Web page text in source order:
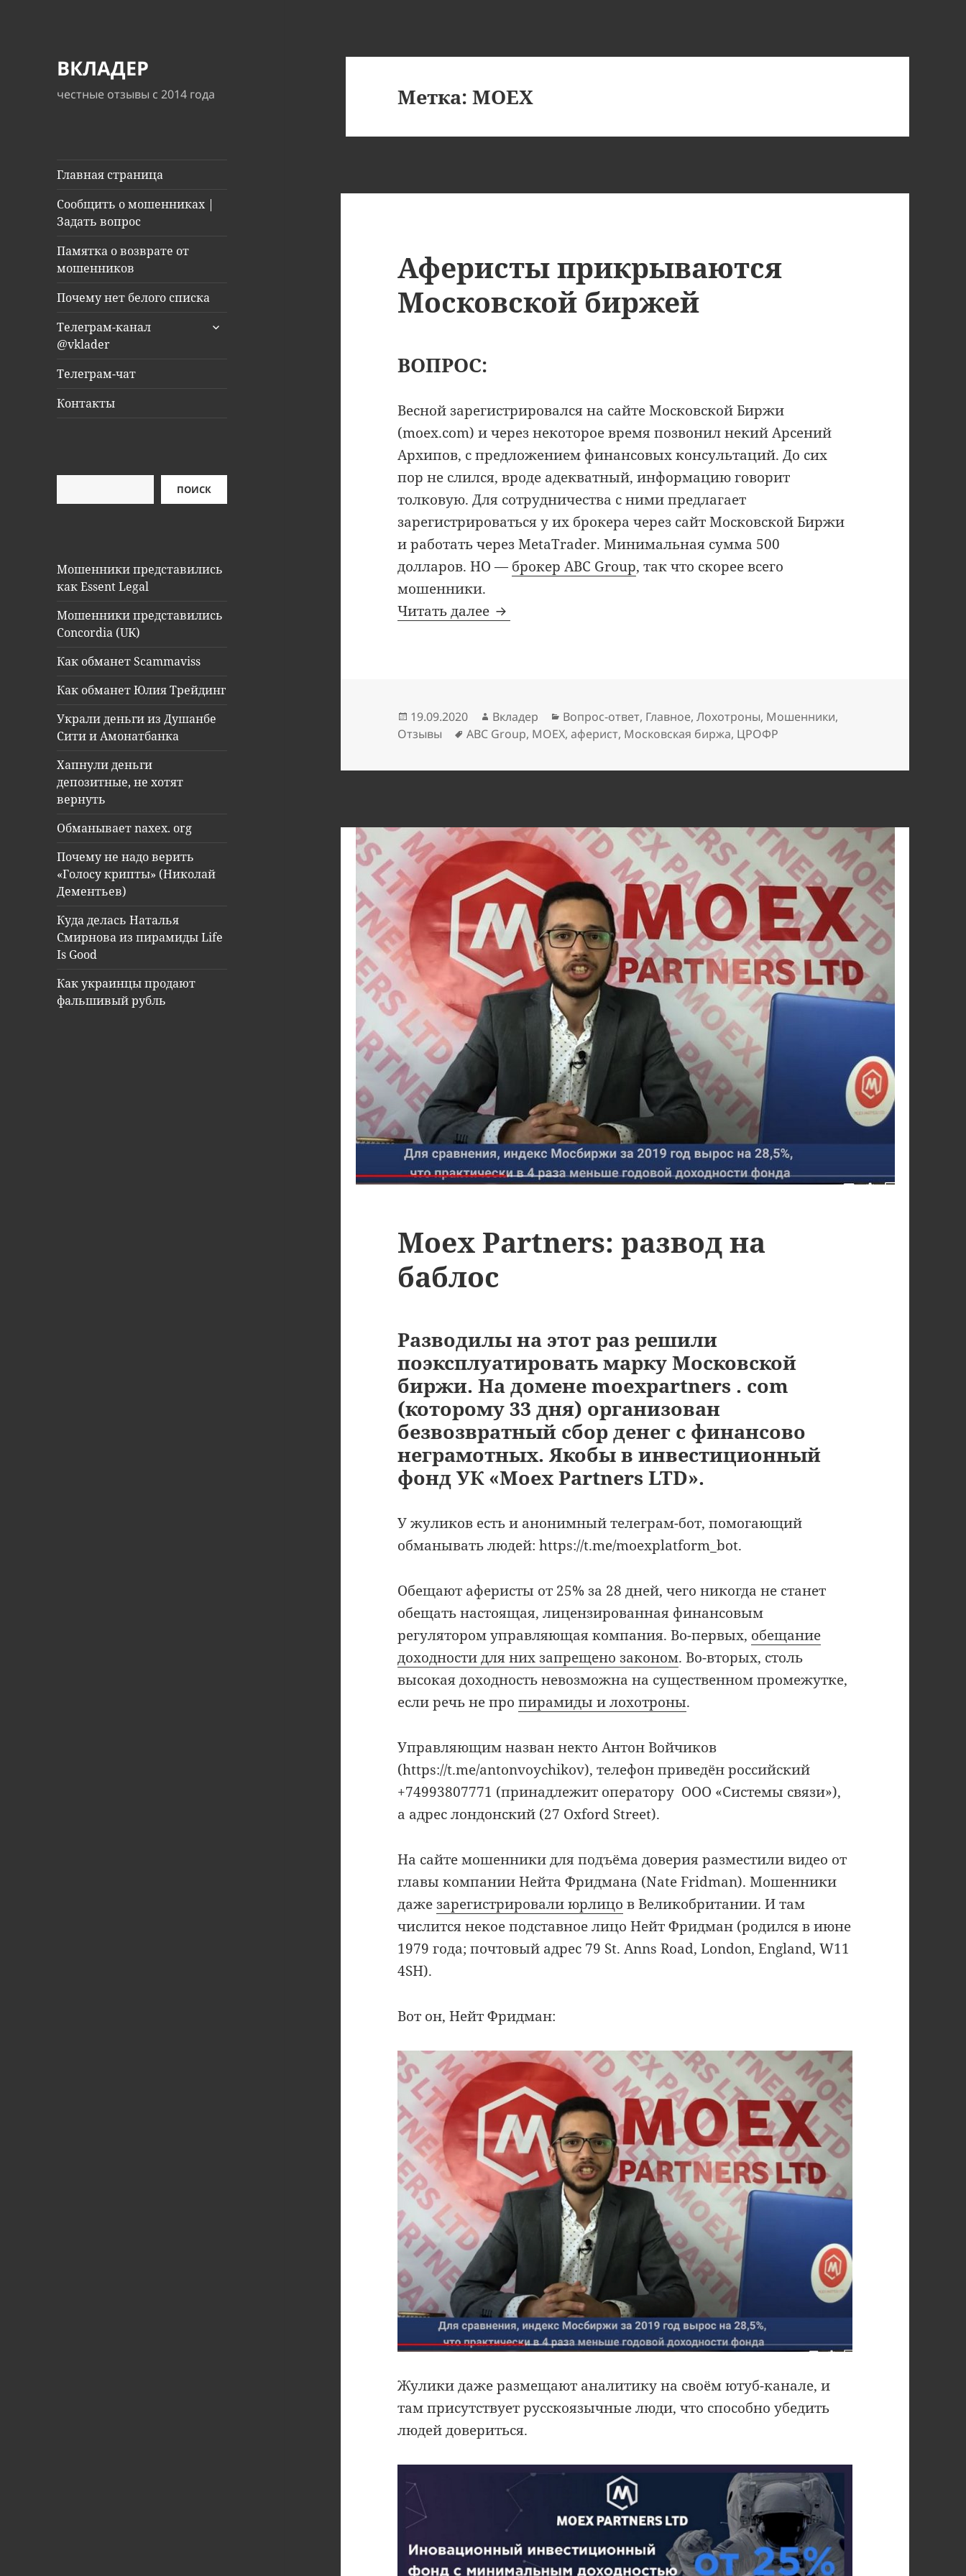
ВКЛАДЕР
честные отзывы с 2014 года
Главная страница
Сообщить о мошенниках |
Задать вопрос
Памятка о возврате от
мошенников
Почему нет белого списка
Телеграм-канал
@vklader
раскрыть
Телеграм-чат
Контакты
ПОИСК
Мошенники представились
как Essent Legal
Мошенники представились
Concordia (UK)
Как обманет Scammaviss
Как обманет Юлия Трейдинг
Украли деньги из Душанбе
Сити и Амонатбанка
Хапнули деньги
депозитные, не хотят
вернуть
Обманывает naxex. org
Почему не надо верить
«Голосу крипты» (Николай
Дементьев)
Куда делась Наталья
Смирнова из пирамиды Life
Is Good
Как украинцы продают
фальшивый рубль
Метка:MOEX
Аферисты прикрываются
Московской биржей
ВОПРОС:
Весной зарегистрировался на сайте Московской Биржи
(moex.com) и через некоторое время позвонил некий Арсений
Архипов, с предложением финансовых консультаций. До сих
пор не слился, вроде адекватный, информацию говорит
толковую. Для сотрудничества с ними предлагает
зарегистрироваться у их брокера через сайт Московской Биржи
и работать через MetaTrader. Минимальная сумма 500
долларов. НО — брокер ABC Group, так что скорее всего
мошенники.
Читать далее Аферисты прикрываются Московской биржей
Опубликовано
19.09.2020 Автор
Вкладер Рубрики
Вопрос-ответ, Главное,Лохотроны, Мошенники,
Отзывы
Метки
ABC Group, MOEX,аферист, Московская биржа, ЦРОФР
Moex Partners: развод на
баблос
Разводилы на этот раз решили
поэксплуатировать марку Московской
биржи. На домене moexpartners . com
(которому 33 дня) организован
безвозвратный сбор денег с финансово
неграмотных. Якобы в инвестиционный
фонд УК «Moex Partners LTD».
У жуликов есть и анонимный телеграм-бот, помогающий
обманывать людей: https://t.me/moexplatform_bot.
Обещают аферисты от 25% за 28 дней, чего никогда не станет
обещать настоящая, лицензированная финансовым
регулятором управляющая компания. Во-первых, обещание
доходности для них запрещено законом. Во-вторых, столь
высокая доходность невозможна на существенном промежутке,
если речь не пропирамиды и лохотроны.
Управляющим назван некто Антон Войчиков
(https://t.me/antonvoychikov), телефон приведён российский
+74993807771 (принадлежит оператору ООО «Системы связи»),
а адрес лондонский (27 Oxford Street).
На сайте мошенники для подъёма доверия разместили видео от
главы компании Нейта Фридмана (Nate Fridman). Мошенники
дажезарегистрировали юрлицо в Великобритании. И там
числится некое подставное лицо Нейт Фридман (родился в июне
1979 года; почтовый адрес 79 St. Anns Road, London, England, W11
4SH).
Вот он, Нейт Фридман:
Жулики даже размещают аналитику на своём ютуб-канале, и
там присутствует русскоязычные люди, что способно убедить
людей довериться.